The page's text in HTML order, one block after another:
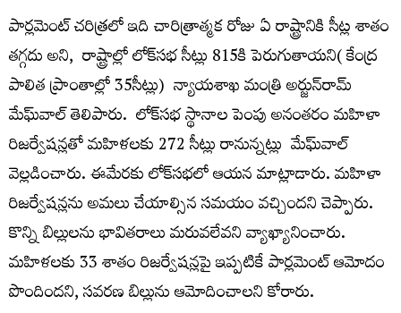
పార్లమెంట్ చరిత్రలో ఇది చారిత్రాత్మక రోజు ఏ రాష్ట్రానికి సీట్ల శాతం
తగ్గదు అని, రాష్ట్రాల్లో లోక్‌సభ సీట్లు 815కి పెరుగుతాయని( కేంద్ర
పాలిత ప్రాంతాల్లో 35సీట్లు) న్యాయశాఖ మంత్రి అర్జున్‌రామ్‌
మేఘ్‌వాల్‌ తెలిపారు. లోక్‌సభ స్థానాల పెంపు అనంతరం మహిళా
రిజర్వేషన్లతో మహిళలకు 272 సీట్లు రానున్నట్లు మేఘ్‌వాల్‌
వెల్లడించారు. ఈమేరకు లోక్‌సభలో ఆయన మాట్లాడారు. మహిళా
రిజర్వేషన్లను అమలు చేయాల్సిన సమయం వచ్చిందని చెప్పారు.
కొన్ని బిల్లులను భావితరాలు మరువలేవని వ్యాఖ్యానించారు.
మహిళలకు 33 శాతం రిజర్వేషన్లపై ఇప్పటికే పార్లమెంట్ ఆమోదం
పొందిందని, సవరణ బిల్లును ఆమోదించాలని కోరారు.